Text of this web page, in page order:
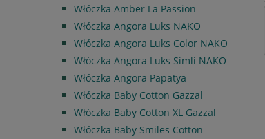
Włóczka Amber La Passion
Włóczka Angora Luks NAKO
Włóczka Angora Luks Color NAKO
Włóczka Angora Luks Simli NAKO
Włóczka Angora Papatya
Włóczka Baby Cotton Gazzal
Włóczka Baby Cotton XL Gazzal
Włóczka Baby Smiles Cotton